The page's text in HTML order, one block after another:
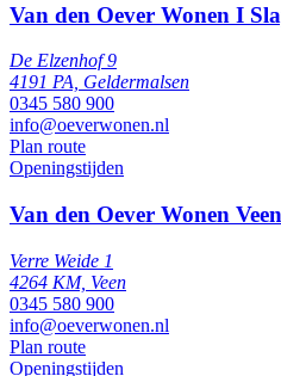
Van den Oever Wonen I
De Elzenhof 9
4191 PA, Geldermalsen
0345 580 900
info@oeverwonen.nl
Plan route
Openingstijden
Van den Oever Wonen Veen
Verre Weide 1
4264 KM, Veen
0345 580 900
info@oeverwonen.nl
Plan route
Openingstijden